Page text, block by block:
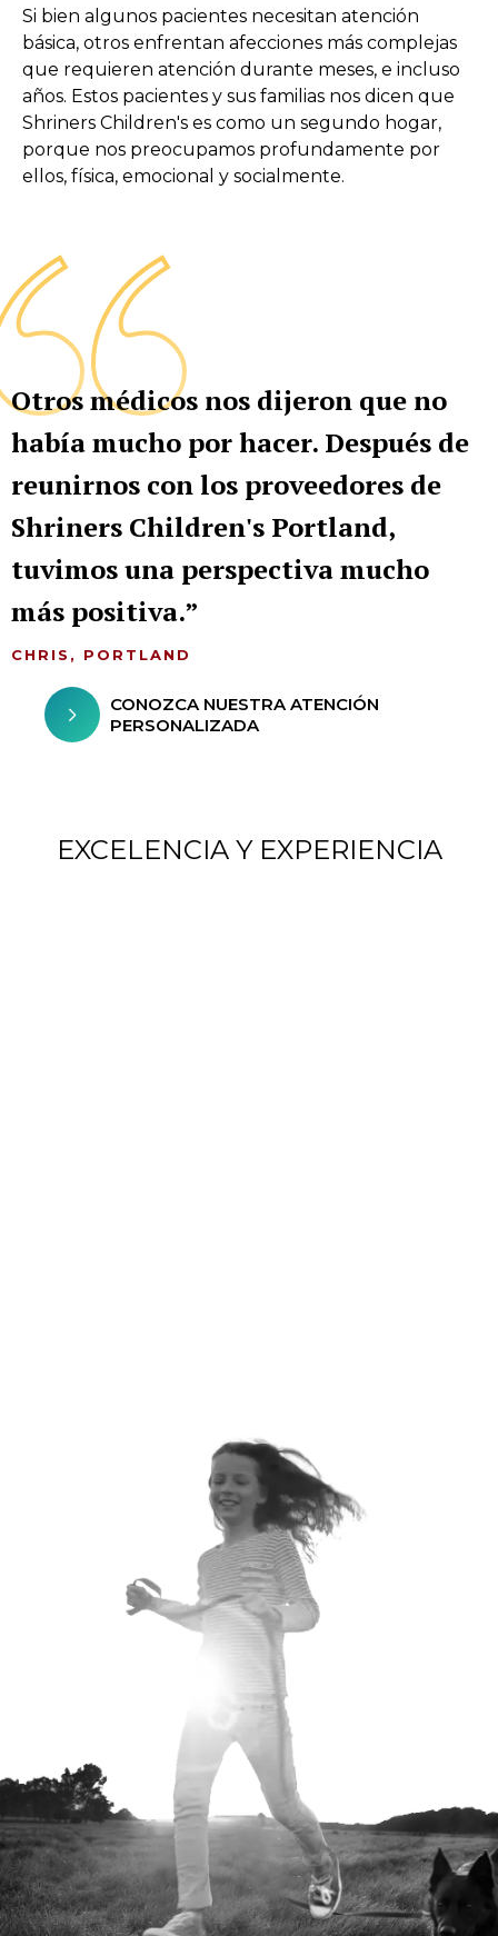
Si bien algunos pacientes necesitan atención
básica, otros enfrentan afecciones más complejas
que requieren atención durante meses, e incluso
años. Estos pacientes y sus familias nos dicen que
Shriners Children's es como un segundo hogar,
porque nos preocupamos profundamente por
ellos, física, emocional y socialmente.
Otros médicos nos dijeron que no
había mucho por hacer. Después de
reunirnos con los proveedores de
Shriners Children's Portland,
tuvimos una perspectiva mucho
más positiva.
CHRIS, PORTLAND
CONOZCA NUESTRA ATENCIÓN
PERSONALIZADA
EXCELENCIA Y EXPERIENCIA